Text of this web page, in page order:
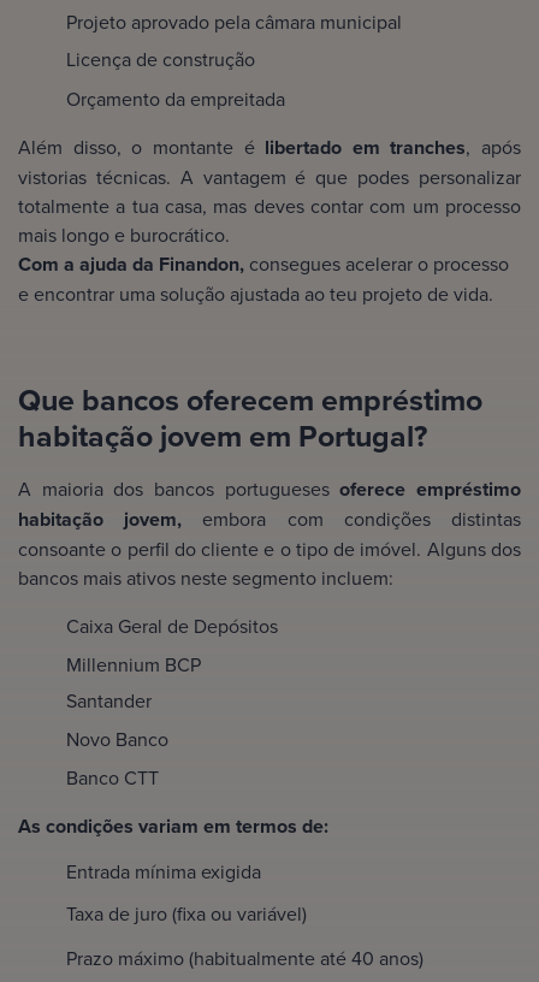
Projeto aprovado pela câmara municipal
Licença de construção
Orçamento da empreitada
Além disso, o montante é libertado em tranches, após
vistorias técnicas. A vantagem é que podes personalizar
totalmente a tua casa, mas deves contar com um processo
mais longo e burocrático.
Com a ajuda da Finandon, consegues acelerar o processo
e encontrar uma solução ajustada ao teu projeto de vida.
Que bancos oferecem empréstimo
habitação jovem em Portugal?
A maioria dos bancos portuguesesoferece empréstimo
habitação jovem, embora com condições distintas
consoante o perfil do cliente e o tipo de imóvel. Alguns dos
bancos mais ativos neste segmento incluem:
Caixa Geral de Depósitos
Millennium BCP
Santander
Novo Banco
Banco CTT
As condições variam em termos de:
Entrada mínima exigida
Taxa de juro (fixa ou variável)
Prazo máximo (habitualmente até 40 anos)